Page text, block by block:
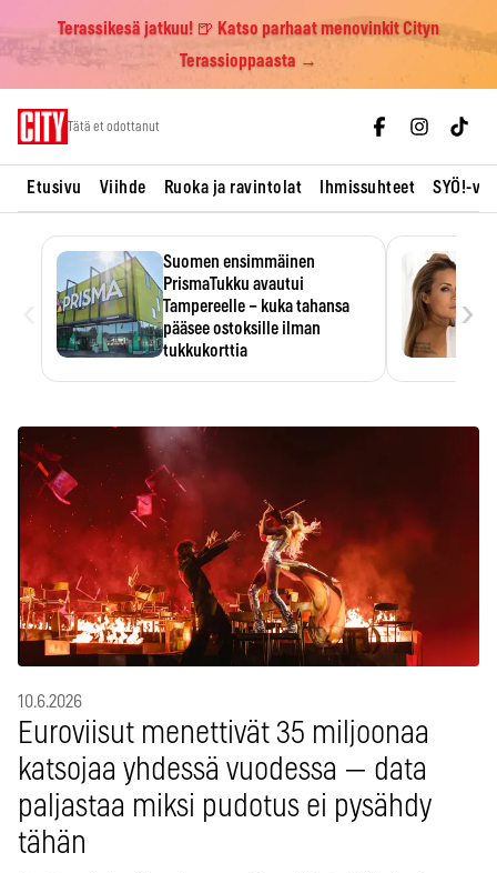
Terassikesä jatkuu! 🍺 Katso parhaat menovinkit Cityn
Terassioppaasta →
Tätä et odottanut
Etusivu Viihde Ruoka ja ravintolat Ihmissuhteet SYÖ!-
Suomen ensimmäinen
PrismaTukku avautui
Tampereelle – kuka tahansa
pääsee ostoksille ilman
tukkukorttia
›
10.6.2026
Euroviisut menettivät 35 miljoonaa
katsojaa yhdessä vuodessa — data
paljastaa miksi pudotus ei pysähdy
tähän